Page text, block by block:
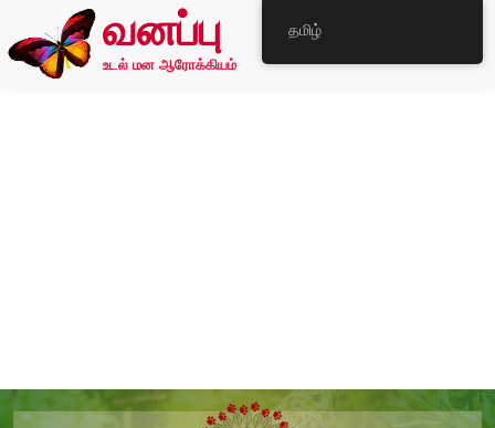
வனப்பு
உடல் மன ஆரோக்கியம்
தமிழ்